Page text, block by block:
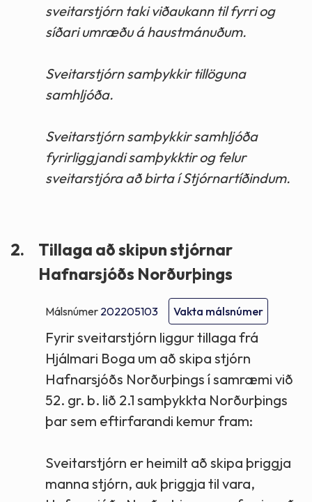
sveitarstjórn taki viðaukann til fyrri og
síðari umræðu á haustmánuðum.
Sveitarstjórn samþykkir tillöguna
samhljóða.
Sveitarstjórn samþykkir samhljóða
fyrirliggjandi samþykktir og felur
sveitarstjóra að birta í Stjórnartíðindum.
2.
Tillaga að skipun stjórnar
Hafnarsjóðs Norðurþings
Málsnúmer 202205103 Vakta málsnúmer
Fyrir sveitarstjórn liggur tillaga frá
Hjálmari Boga um að skipa stjórn
Hafnarsjóðs Norðurþings í samræmi við
52. gr. b. lið 2.1 samþykkta Norðurþings
þar sem eftirfarandi kemur fram:
Sveitarstjórn er heimilt að skipa þriggja
manna stjórn, auk þriggja til vara,